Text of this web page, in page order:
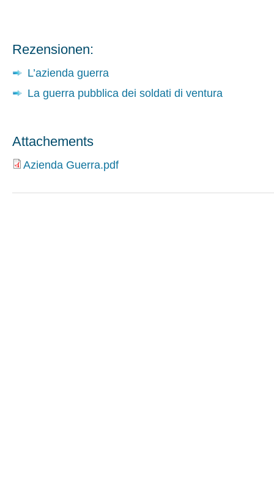
Rezensionen:
L’azienda guerra
La guerra pubblica dei soldati di ventura
Attachements
Azienda Guerra.pdf